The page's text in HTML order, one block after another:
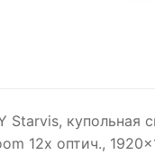
купольная
12x оптич.,